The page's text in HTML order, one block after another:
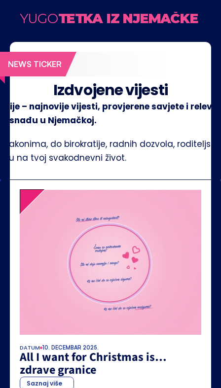
YUGOTETKA IZ NJEMAČKE
NEWS TICKER
All I want for Christmas is… zdrave granice
Izdvojene vijesti
– najnovije vijesti, provjerene savjete i
snađu u Njemačkoj.
zakonima, do birokratije, radnih dozvola,
na tvoj svakodnevni život.
DATUM 10. DECEMBAR 2025.
All I want for Christmas is…
zdrave granice
Saznaj više